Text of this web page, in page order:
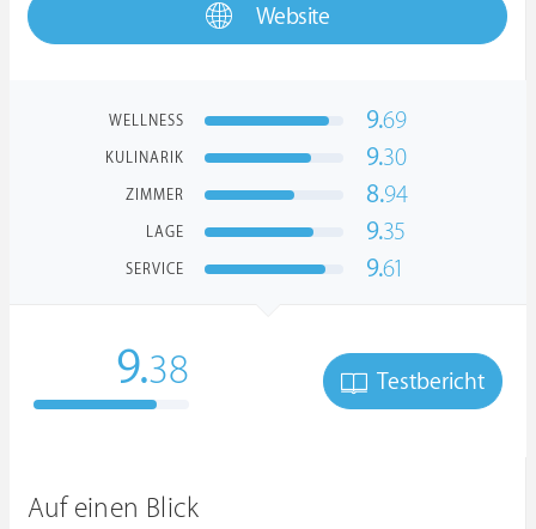
Website
WELLNESS 9.69
KULINARIK 9.30
ZIMMER 8.94
LAGE 9.35
SERVICE 9.61
9.38 Testbericht
Auf einen Blick